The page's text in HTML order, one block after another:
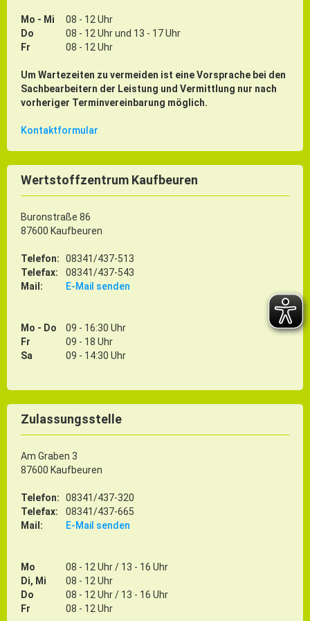
Mo - Mi
08 - 12 Uhr
Do
08 - 12 Uhr und 13 - 17 Uhr
Fr
08 - 12 Uhr
Um Wartezeiten zu vermeiden ist eine Vorsprache bei den
Sachbearbeitern der Leistung und Vermittlung nur nach
vorheriger Terminvereinbarung möglich.
Kontaktformular
Wertstoffzentrum Kaufbeuren
Buronstraße 86
87600 Kaufbeuren
Telefon:
08341/437-513
Telefax:
08341/437-543
Mail:
E-Mail senden
Mo - Do
09 - 16:30 Uhr
Fr
09 - 18 Uhr
Sa
09 - 14:30 Uhr
Zulassungsstelle
Am Graben 3
87600 Kaufbeuren
Telefon:
08341/437-320
Telefax:
08341/437-665
Mail:
E-Mail senden
Mo
08 - 12 Uhr / 13 - 16 Uhr
Di, Mi
08 - 12 Uhr
Do
08 - 12 Uhr / 13 - 16 Uhr
Fr
08 - 12 Uhr